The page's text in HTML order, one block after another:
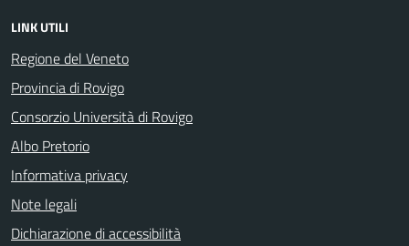
LINK UTILI
Regione del Veneto
Provincia di Rovigo
Consorzio Università di Rovigo
Albo Pretorio
Informativa privacy
Note legali
Dichiarazione di accessibilità